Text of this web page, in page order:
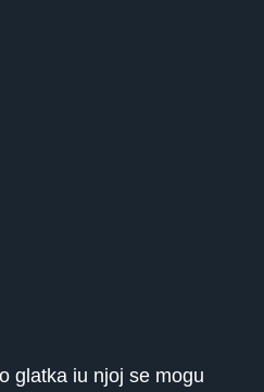
glatka iu njoj se mogu